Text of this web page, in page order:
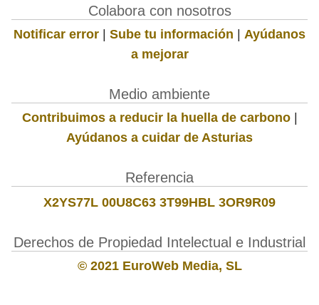
Colabora con nosotros
Notificar error | Sube tu información | Ayúdanos
a mejorar
Medio ambiente
Contribuimos a reducir la huella de carbono|
Ayúdanos a cuidar de Asturias
Referencia
X2YS77L 00U8C63 3T99HBL 3OR9R09
Derechos de Propiedad Intelectual e Industrial
© 2021 EuroWeb Media, SL